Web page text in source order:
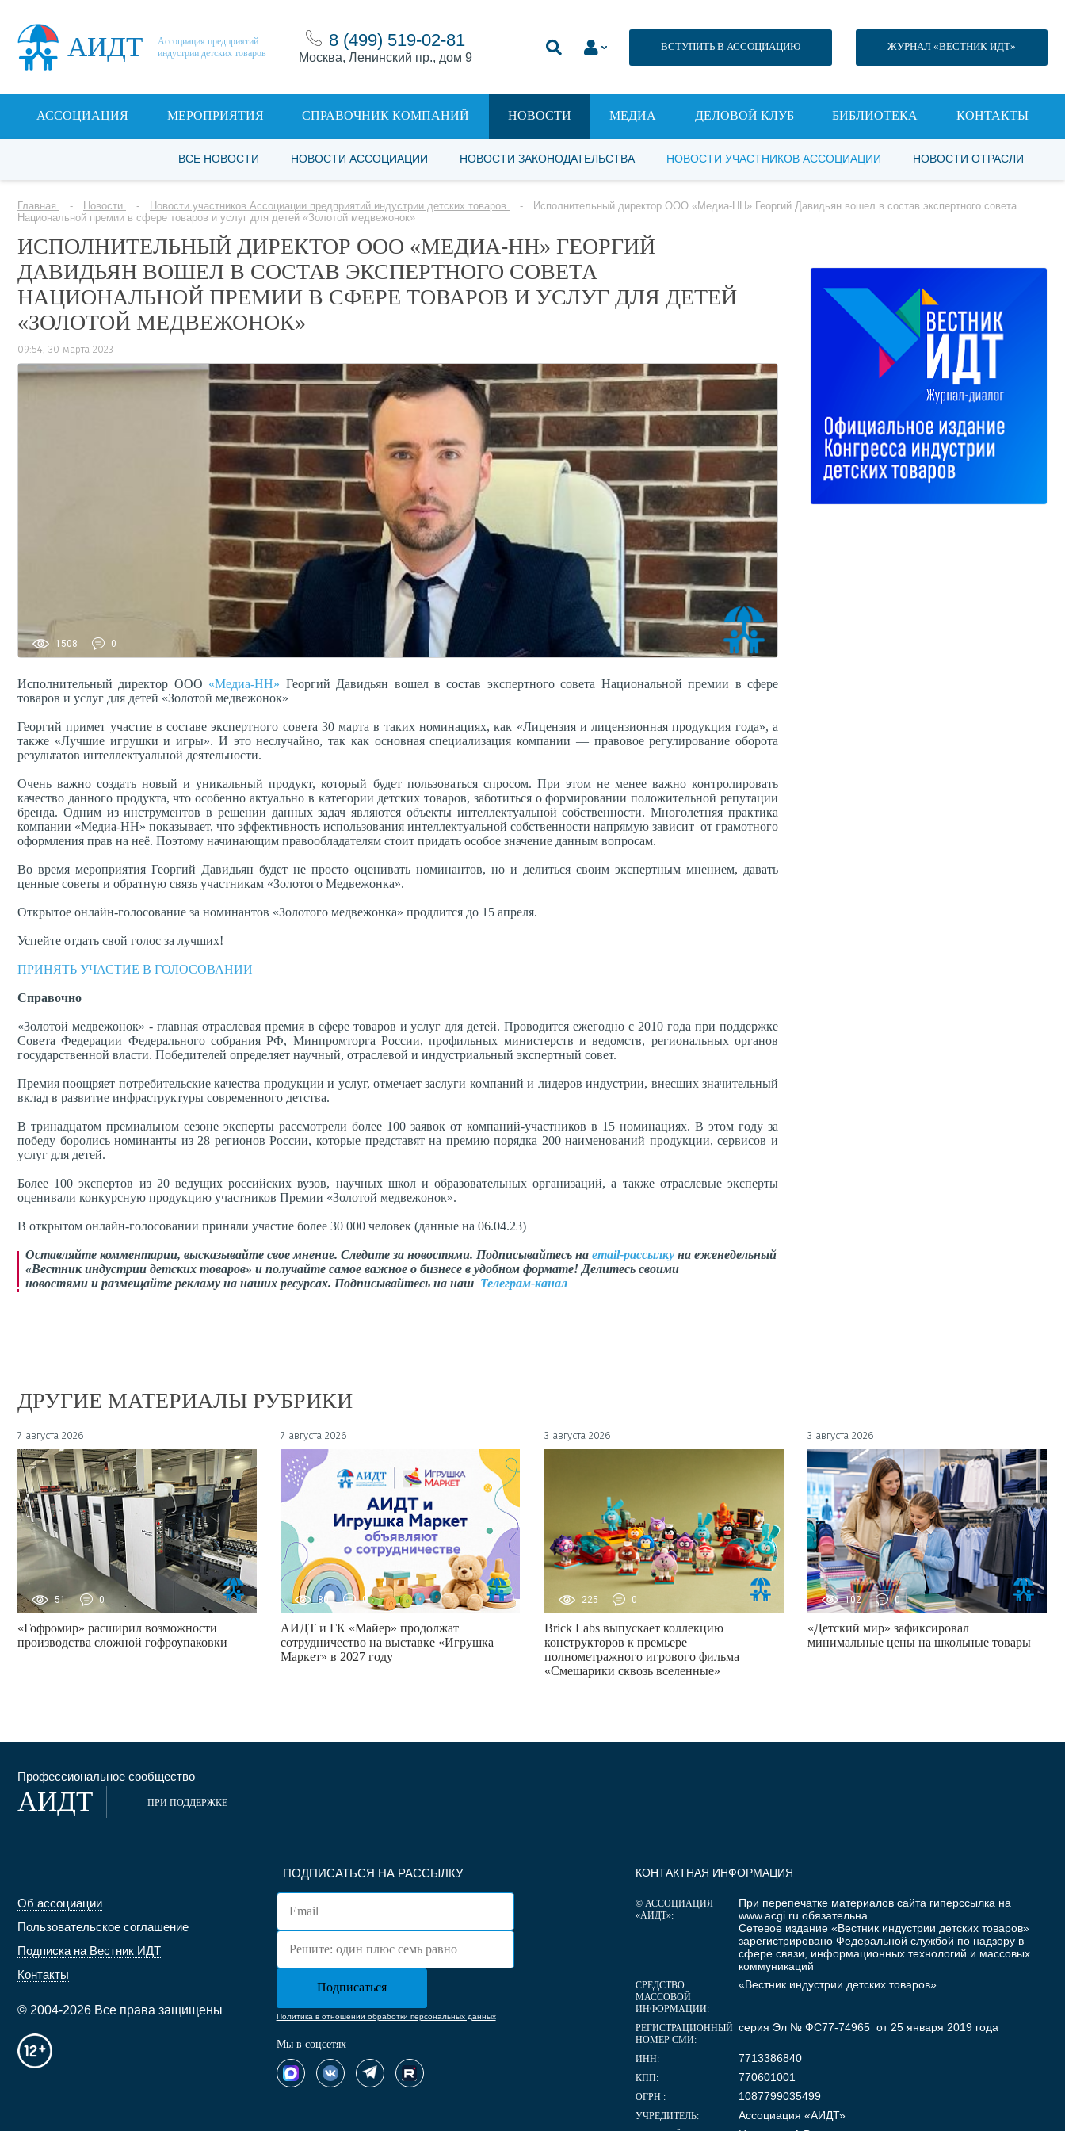
АИДТ
Ассоциация предприятий
индустрии детских товаров
8 (499) 519-02-81
Москва, Ленинский пр., дом 9
ВСТУПИТЬ В АССОЦИАЦИЮ ЖУРНАЛ «ВЕСТНИК ИДТ»
АССОЦИАЦИЯ МЕРОПРИЯТИЯ СПРАВОЧНИК КОМПАНИЙ НОВОСТИ МЕДИА ДЕЛОВОЙ КЛУБ БИБЛИОТЕКА КОНТАКТЫ
ВСЕ НОВОСТИ НОВОСТИ АССОЦИАЦИИ НОВОСТИ ЗАКОНОДАТЕЛЬСТВА НОВОСТИ УЧАСТНИКОВ АССОЦИАЦИИ НОВОСТИ ОТРАСЛИ
Главная Новости Новости участников Ассоциации предприятий индустрии детских товаров
Исполнительный директор ООО «Медиа-НН» Георгий Давидьян вошел в состав экспертного совета
Национальной премии в сфере товаров и услуг для детей «Золотой медвежонок»
ИСПОЛНИТЕЛЬНЫЙ ДИРЕКТОР ООО «МЕДИА-НН» ГЕОРГИЙ
ДАВИДЬЯН ВОШЕЛ В СОСТАВ ЭКСПЕРТНОГО СОВЕТА
НАЦИОНАЛЬНОЙ ПРЕМИИ В СФЕРЕ ТОВАРОВ И УСЛУГ ДЛЯ ДЕТЕЙ
«ЗОЛОТОЙ МЕДВЕЖОНОК»
09:54, 30 марта 2023
1508 0
Исполнительный директор ООО «Медиа-НН» Георгий Давидьян вошел в состав экспертного совета Национальной премии в сфере
товаров и услуг для детей «Золотой медвежонок»
Георгий примет участие в составе экспертного совета 30 марта в таких номинациях, как «Лицензия и лицензионная продукция года», а
также «Лучшие игрушки и игры». И это неслучайно, так как основная специализация компании — правовое регулирование оборота
результатов интеллектуальной деятельности.
Очень важно создать новый и уникальный продукт, который будет пользоваться спросом. При этом не менее важно контролировать
качество данного продукта, что особенно актуально в категории детских товаров, заботиться о формировании положительной репутации
бренда. Одним из инструментов в решении данных задач являются объекты интеллектуальной собственности. Многолетняя практика
компании «Медиа-НН» показывает, что эффективность использования интеллектуальной собственности напрямую зависит от грамотного
оформления прав на неё. Поэтому начинающим правообладателям стоит придать особое значение данным вопросам.
Во время мероприятия Георгий Давидьян будет не просто оценивать номинантов, но и делиться своим экспертным мнением, давать
ценные советы и обратную связь участникам «Золотого Медвежонка».
Открытое онлайн-голосование за номинантов «Золотого медвежонка» продлится до 15 апреля.
Успейте отдать свой голос за лучших!
ПРИНЯТЬ УЧАСТИЕ В ГОЛОСОВАНИИ
Справочно
«Золотой медвежонок» - главная отраслевая премия в сфере товаров и услуг для детей. Проводится ежегодно с 2010 года при поддержке
Совета Федерации Федерального собрания РФ, Минпромторга России, профильных министерств и ведомств, региональных органов
государственной власти. Победителей определяет научный, отраслевой и индустриальный экспертный совет.
Премия поощряет потребительские качества продукции и услуг, отмечает заслуги компаний и лидеров индустрии, внесших значительный
вклад в развитие инфраструктуры современного детства.
В тринадцатом премиальном сезоне эксперты рассмотрели более 100 заявок от компаний-участников в 15 номинациях. В этом году за
победу боролись номинанты из 28 регионов России, которые представят на премию порядка 200 наименований продукции, сервисов и
услуг для детей.
Более 100 экспертов из 20 ведущих российских вузов, научных школ и образовательных организаций, а также отраслевые эксперты
оценивали конкурсную продукцию участников Премии «Золотой медвежонок».
В открытом онлайн-голосовании приняли участие более 30 000 человек (данные на 06.04.23)
Оставляйте комментарии, высказывайте свое мнение. Следите за новостями. Подписывайтесь на email-рассылку на еженедельный
«Вестник индустрии детских товаров» и получайте самое важное о бизнесе в удобном формате! Делитесь своими
новостями и размещайте рекламу на наших ресурсах. Подписывайтесь на наш Телеграм-канал
ДРУГИЕ МАТЕРИАЛЫ РУБРИКИ
7 августа 2026
51 0
«Гофромир» расширил возможности
производства сложной гофроупаковки
7 августа 2026
80 0
АИДТ и ГК «Майер» продолжат
сотрудничество на выставке «Игрушка
Маркет» в 2027 году
3 августа 2026
225 0
Brick Labs выпускает коллекцию
конструкторов к премьере
полнометражного игрового фильма
«Смешарики сквозь вселенные»
3 августа 2026
102 0
«Детский мир» зафиксировал
минимальные цены на школьные товары
Профессиональное сообщество
АИДТ ПРИ ПОДДЕРЖКЕ
Об ассоциации
Пользовательское соглашение
Подписка на Вестник ИДТ
Контакты
© 2004-2026 Все права защищены
ПОДПИСАТЬСЯ НА РАССЫЛКУ
Политика в отношении обработки персональных данных
Мы в соцсетях
КОНТАКТНАЯ ИНФОРМАЦИЯ
© АССОЦИАЦИЯ
«АИДТ»:
При перепечатке материалов сайта гиперссылка на
www.acgi.ru обязательна.
Сетевое издание «Вестник индустрии детских товаров»
зарегистрировано Федеральной службой по надзору в
сфере связи, информационных технологий и массовых
коммуникаций
СРЕДСТВО
МАССОВОЙ
ИНФОРМАЦИИ:
«Вестник индустрии детских товаров»
РЕГИСТРАЦИОННЫЙ
НОМЕР СМИ:
серия Эл № ФС77-74965 от 25 января 2019 года
ИНН: 7713386840
КПП: 770601001
ОГРН : 1087799035499
УЧРЕДИТЕЛЬ: Ассоциация «АИДТ»